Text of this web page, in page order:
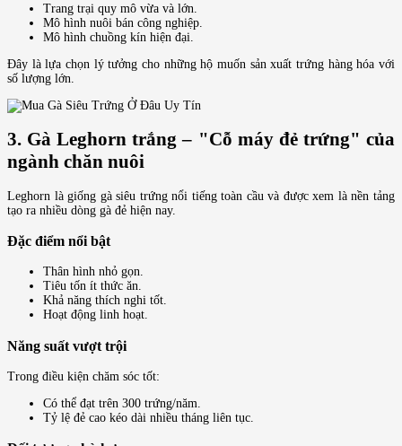
Trang trại quy mô vừa và lớn.
Mô hình nuôi bán công nghiệp.
Mô hình chuồng kín hiện đại.
Đây là lựa chọn lý tưởng cho những hộ muốn sản xuất trứng hàng hóa với
số lượng lớn.
3. Gà Leghorn trắng – "Cỗ máy đẻ trứng" của
ngành chăn nuôi
Leghorn là giống gà siêu trứng nổi tiếng toàn cầu và được xem là nền tảng
tạo ra nhiều dòng gà đẻ hiện nay.
Đặc điểm nổi bật
Thân hình nhỏ gọn.
Tiêu tốn ít thức ăn.
Khả năng thích nghi tốt.
Hoạt động linh hoạt.
Năng suất vượt trội
Trong điều kiện chăm sóc tốt:
Có thể đạt trên 300 trứng/năm.
Tỷ lệ đẻ cao kéo dài nhiều tháng liên tục.